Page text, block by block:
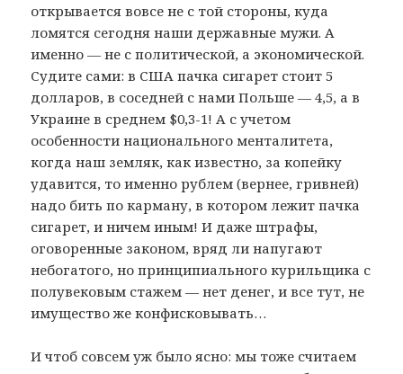
открывается вовсе не с той стороны, куда
ломятся сегодня наши державные мужи. А
именно — не с политической, а экономической.
Судите сами: в США пачка сигарет стоит 5
долларов, в соседней с нами Польше — 4,5, а в
Украине в среднем $0,3-1! А с учетом
особенности национального менталитета,
когда наш земляк, как известно, за копейку
удавится, то именно рублем (вернее, гривней)
надо бить по карману, в котором лежит пачка
сигарет, и ничем иным! И даже штрафы,
оговоренные законом, вряд ли напугают
небогатого, но принципиального курильщика с
полувековым стажем — нет денег, и все тут, не
имущество же конфисковывать…
И чтоб совсем уж было ясно: мы тоже считаем